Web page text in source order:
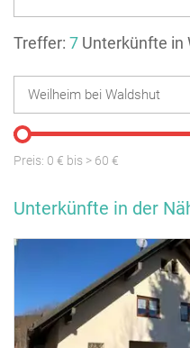
Treffer: 7 Unterkünfte in
Preis: 0 € bis > 60 €
Unterkünfte in der